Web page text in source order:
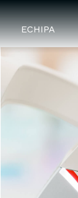
ECHIPA